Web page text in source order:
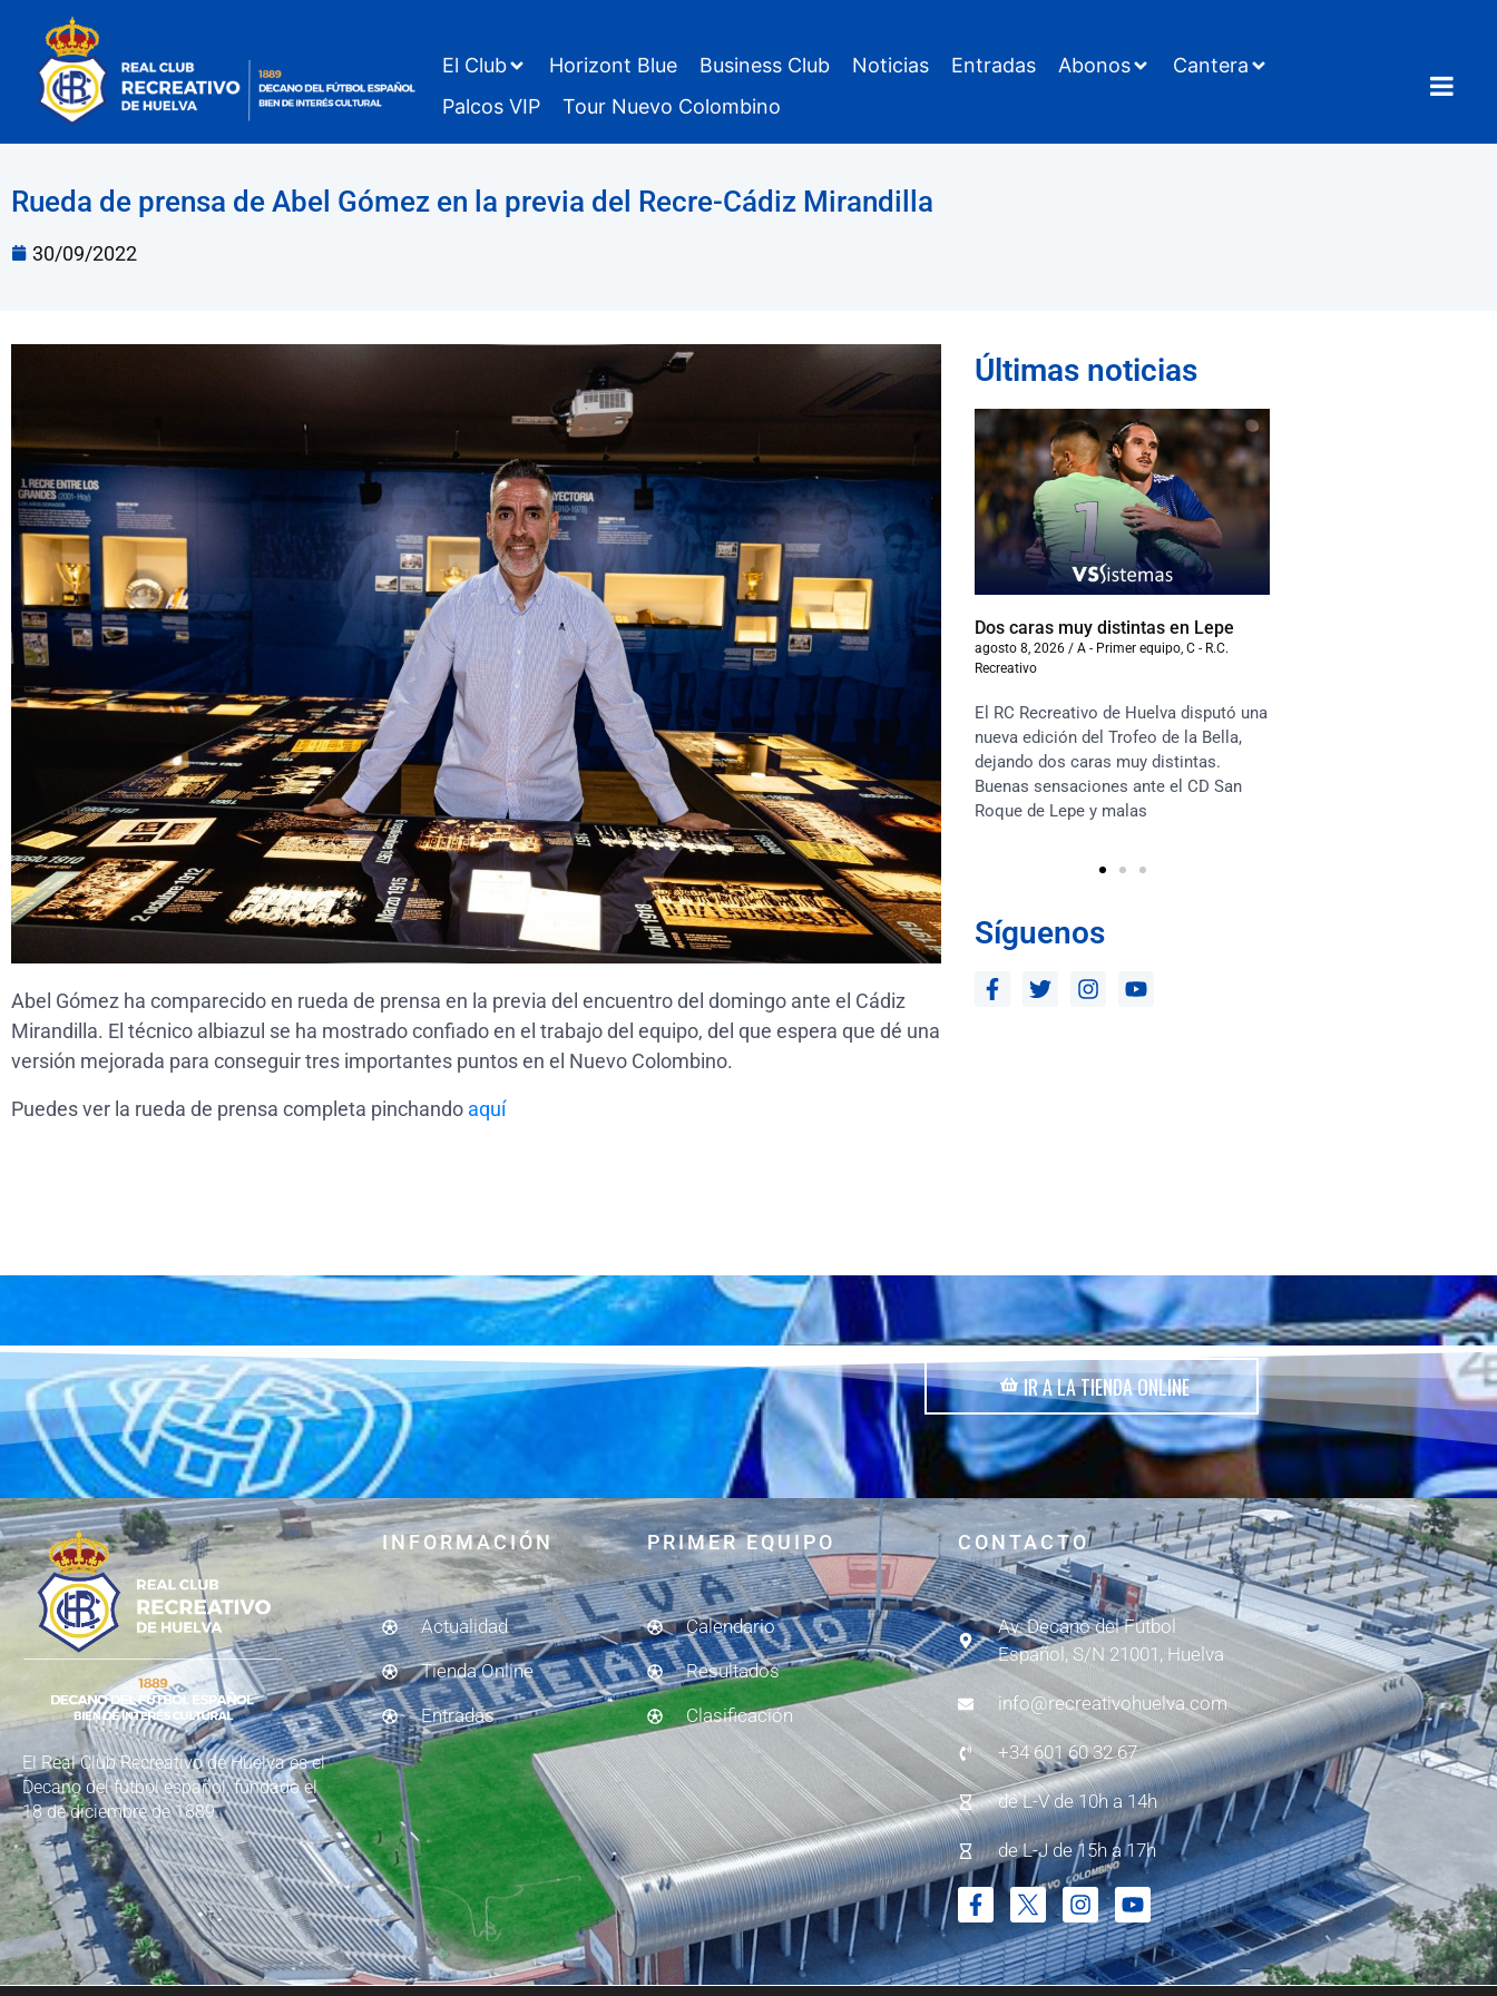
El Club Horizont Blue Business Club Noticias Entradas Abonos
Cantera
Palcos VIP
Tour Nuevo Colombino
Rueda de prensa de Abel Gómez en la previa del Recre-Cádiz Mirandilla
30/09/2022
Abel Gómez ha comparecido en rueda de prensa en la previa del encuentro del domingo ante el Cádiz
Mirandilla. El técnico albiazul se ha mostrado confiado en el trabajo del equipo, del que espera que dé una
versión mejorada para conseguir tres importantes puntos en el Nuevo Colombino.
Puedes ver la rueda de prensa completa pinchando aquí
Últimas noticias
Dos caras muy distintas en Lepe
agosto 8, 2026 / A - Primer equipo, C - R.C.
Recreativo
El RC Recreativo de Huelva disputó una
nueva edición del Trofeo de la Bella,
dejando dos caras muy distintas.
Buenas sensaciones ante el CD San
Roque de Lepe y malas
Síguenos
IR A LA TIENDA ONLINE
El Real Club Recreativo de Huelva es el
Decano del fútbol español, fundado el
18 de diciembre de 1889.
INFORMACIÓN
Actualidad
Tienda Online
Entradas
PRIMER EQUIPO
Calendario
Resultados
Clasificación
CONTACTO
Av. Decano del Fútbol
Español, S/N 21001, Huelva
info@recreativohuelva.com
+34 601 60 32 67
de L-V de 10h a 14h
de L-J de 15h a 17h